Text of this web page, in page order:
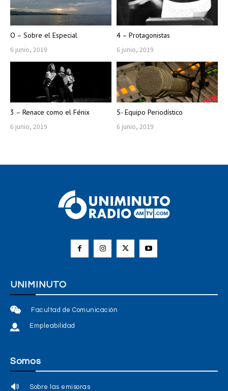
O – Sobre el Especial
6 junio, 2019
4 – Protagonistas
6 junio, 2019
3 – Renace como el Fénix
6 junio, 2019
5- Equipo Periodístico
6 junio, 2019
UNIMINUTO
Facultad de Comunicación
Empleabilidad
Somos
Sobre las emisoras